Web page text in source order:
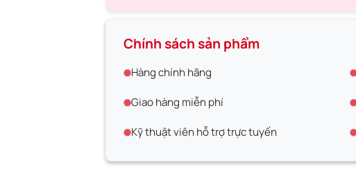
Chính sách sản phẩm
Hàng chính hãng
Giao hàng miễn phí
Kỹ thuật viên hỗ trợ trực tuyến